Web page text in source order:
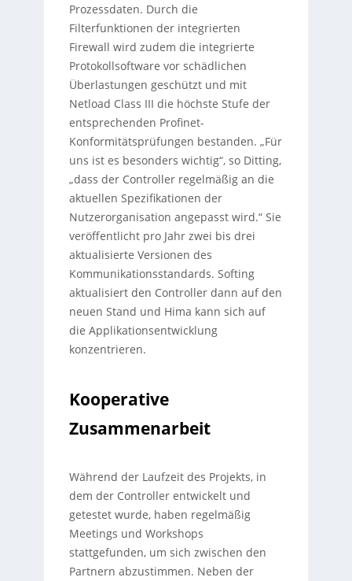
Prozessdaten. Durch die
Filterfunktionen der integrierten
Firewall wird zudem die integrierte
Protokollsoftware vor schädlichen
Überlastungen geschützt und mit
Netload Class III die höchste Stufe der
entsprechenden Profinet-
Konformitätsprüfungen bestanden. „Für
uns ist es besonders wichtig“, so Ditting,
„dass der Controller regelmäßig an die
aktuellen Spezifikationen der
Nutzerorganisation angepasst wird.“ Sie
veröffentlicht pro Jahr zwei bis drei
aktualisierte Versionen des
Kommunikationsstandards. Softing
aktualisiert den Controller dann auf den
neuen Stand und Hima kann sich auf
die Applikationsentwicklung
konzentrieren.
Kooperative
Zusammenarbeit
Während der Laufzeit des Projekts, in
dem der Controller entwickelt und
getestet wurde, haben regelmäßig
Meetings und Workshops
stattgefunden, um sich zwischen den
Partnern abzustimmen. Neben der